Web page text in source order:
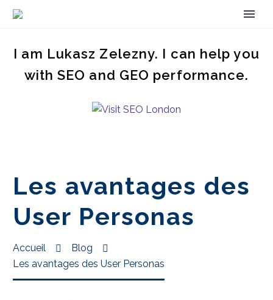
I am Lukasz Zelezny. I can help you
with SEO and GEO performance.
Les avantages des
User Personas
Accueil
Blog
Les avantages des User Personas